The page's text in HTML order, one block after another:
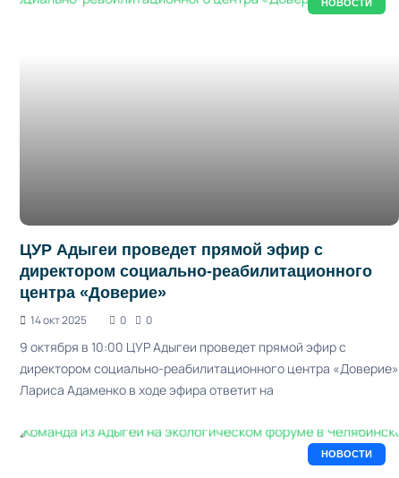
НОВОСТИ
ЦУР Адыгеи проведет прямой эфир с
директором социально-реабилитационного
центра «Доверие»
14 окт 2025 0 0
9 октября в 10:00 ЦУР Адыгеи проведет прямой эфир с
директором социально-реабилитационного центра «Доверие»
Лариса Адаменко в ходе эфира ответит на
НОВОСТИ